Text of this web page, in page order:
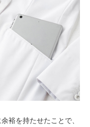
裕を持たせたことで、